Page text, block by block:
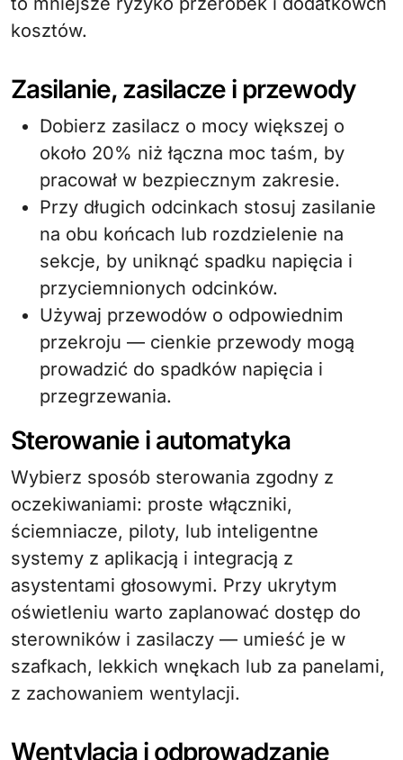
kosztów.
Zasilanie, zasilacze i przewody
Dobierz zasilacz o mocy większej o
około 20% niż łączna moc taśm, by
pracował w bezpiecznym zakresie.
Przy długich odcinkach stosuj zasilanie
na obu końcach lub rozdzielenie na
sekcje, by uniknąć spadku napięcia i
przyciemnionych odcinków.
Używaj przewodów o odpowiednim
przekroju — cienkie przewody mogą
prowadzić do spadków napięcia i
przegrzewania.
Sterowanie i automatyka
Wybierz sposób sterowania zgodny z
oczekiwaniami: proste włączniki,
ściemniacze, piloty, lub inteligentne
systemy z aplikacją i integracją z
asystentami głosowymi. Przy ukrytym
oświetleniu warto zaplanować dostęp do
sterowników i zasilaczy — umieść je w
szafkach, lekkich wnękach lub za panelami,
z zachowaniem wentylacji.
Wentylacja i odprowadzanie